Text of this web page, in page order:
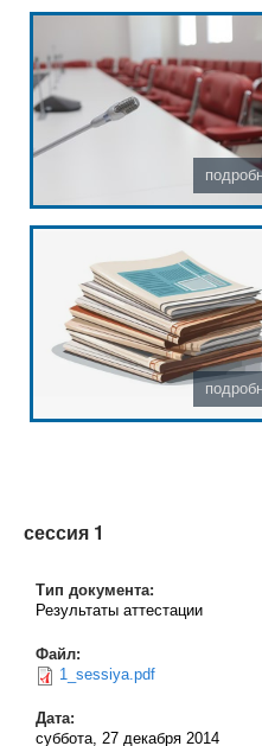
сессия 1
Тип документа:
Результаты аттестации
Файл:
1_sessiya.pdf
Дата:
суббота, 27 декабря 2014